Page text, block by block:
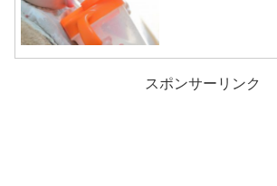
スポンサーリンク